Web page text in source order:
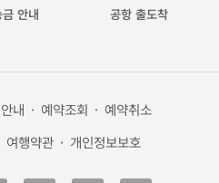
안내 공항 출도착
내 · 예약조회 · 예약취소
여행약관 · 개인정보보호